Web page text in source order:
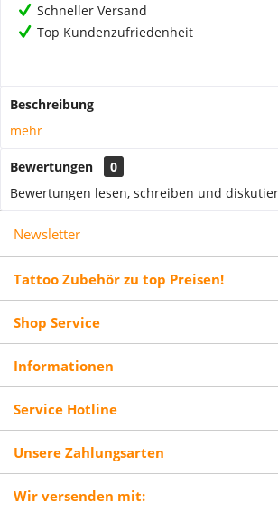
Schneller Versand
Top Kundenzufriedenheit
Beschreibung
mehr
Bewertungen
0
Bewertungen lesen, schreiben und
Newsletter
Tattoo Zubehör zu top Preisen!
Shop Service
Informationen
Service Hotline
Unsere Zahlungsarten
Wir versenden mit: